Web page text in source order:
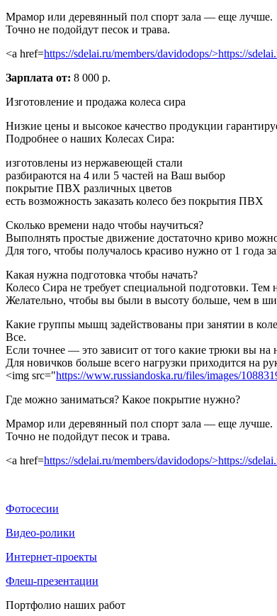
Мрамор или деревянный пол спорт зала — еще лучше.
Точно не подойдут песок и трава.
<a href=https://sdelai.ru/members/davidodops/>https://
Зарплата от: 8 000 р.
Изготовление и продажа колеса сира
Низкие цены и высокое качество продукции
Подробнее о наших Колесах Сира:
изготовлены из нержавеющей стали
разбираются на 4 или 5 частей на Ваш выбор
покрытие ПВХ различных цветов
есть возможность заказать колесо без покрытия ПВХ
Сколько времени надо чтобы научиться?
Выполнять простые движение достаточно криво можно
Для того, чтобы получалось красиво нужно от 1 года
Какая нужна подготовка чтобы начать?
Колесо Сира не требует специальной подготовки.
Желательно, чтобы вы были в высоту больше, чем в
Какие группы мышц задействованы при занятии в
Все.
Если точнее — это зависит от того какие трюки вы на
Для новичков больше всего нагрузки приходится на
<img src="https://www.russiandoska.ru/files/images/
Где можно заниматься? Какое покрытие нужно?
Мрамор или деревянный пол спорт зала — еще лучше.
Точно не подойдут песок и трава.
<a href=https://sdelai.ru/members/davidodops/>https://
Фотосесии
Видео-ролики
Интернет-проекты
Флеш-презентации
Портфолио наших работ